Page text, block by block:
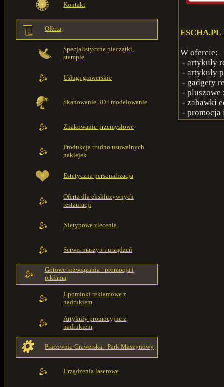
Kontakt
Oferta
Specjalistyczne pieczątki,
stemple
Usługi grawerskie
Skanowanie 3D i modelowanie
Znakowanie przemysłowe
Produkcja trudno usuwalnych
naklejek
Estetyczna personalizacja
Oferta dla ekskluzywnych
restauracji
Nietypowe zlecenia
Serwis maszyn i urządzeń
Gotowe rozwiązania - promocja i
reklama
Upominki reklamowe z
nadrukiem
Artykuły promocyjne z
nadrukiem
Pracownia Grawerska - Park Maszynowy
Urządzenia laserowe
ESCHA.PL
W ofercie:
- artykuły
- artykuły
- gadgety
- pluszowe
- zabawki
- promocja